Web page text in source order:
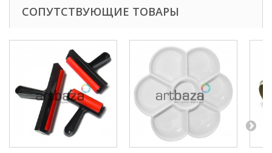
СОПУТСТВУЮЩИЕ ТОВАРЫ